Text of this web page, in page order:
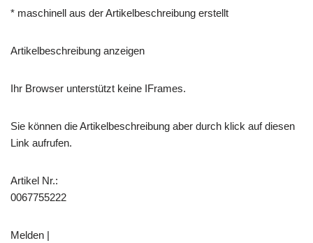
* maschinell aus der Artikelbeschreibung erstellt
Artikelbeschreibung anzeigen
Ihr Browser unterstützt keine IFrames.
Sie können die Artikelbeschreibung aber durch klick auf diesen
Link aufrufen.
Artikel Nr.:
0067755222
Melden |